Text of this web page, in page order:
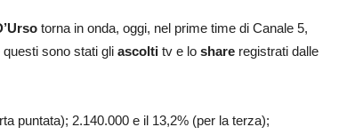
torna in onda, oggi, nel prime time di Canale 5,
sono stati gli ascolti tv e lo share registrati dalle
puntata); 2.140.000 e il 13,2% (per la terza);